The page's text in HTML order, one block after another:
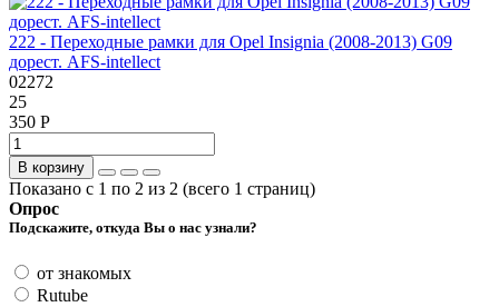
222 - Переходные рамки для Opel Insignia (2008-2013) G09
дорест. AFS-intellect
02272
25
350 Р
В корзину
Показано с 1 по 2 из 2 (всего 1 страниц)
Опрос
Подскажите, откуда Вы о нас узнали?
от знакомых
Rutube